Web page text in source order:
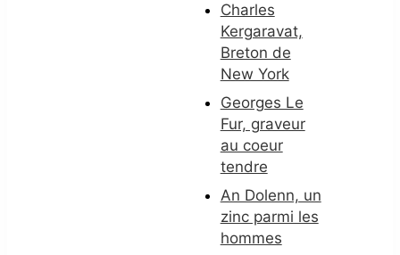
Charles
Kergaravat,
Breton de
New York
Georges Le
Fur, graveur
au coeur
tendre
An Dolenn, un
zinc parmi les
hommes